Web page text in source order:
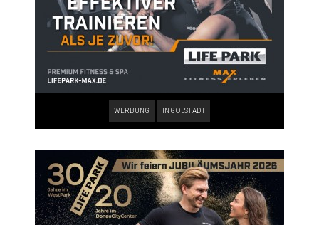
WERBUNG INGOLSTADT